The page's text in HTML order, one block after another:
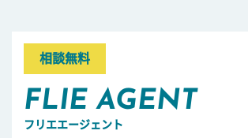
相談無料
FLIE AGENT
フリエエージェント